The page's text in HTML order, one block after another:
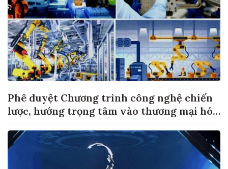
Phê duyệt Chương trình công nghệ chiến
lược, hướng trọng tâm vào thương mại hóa